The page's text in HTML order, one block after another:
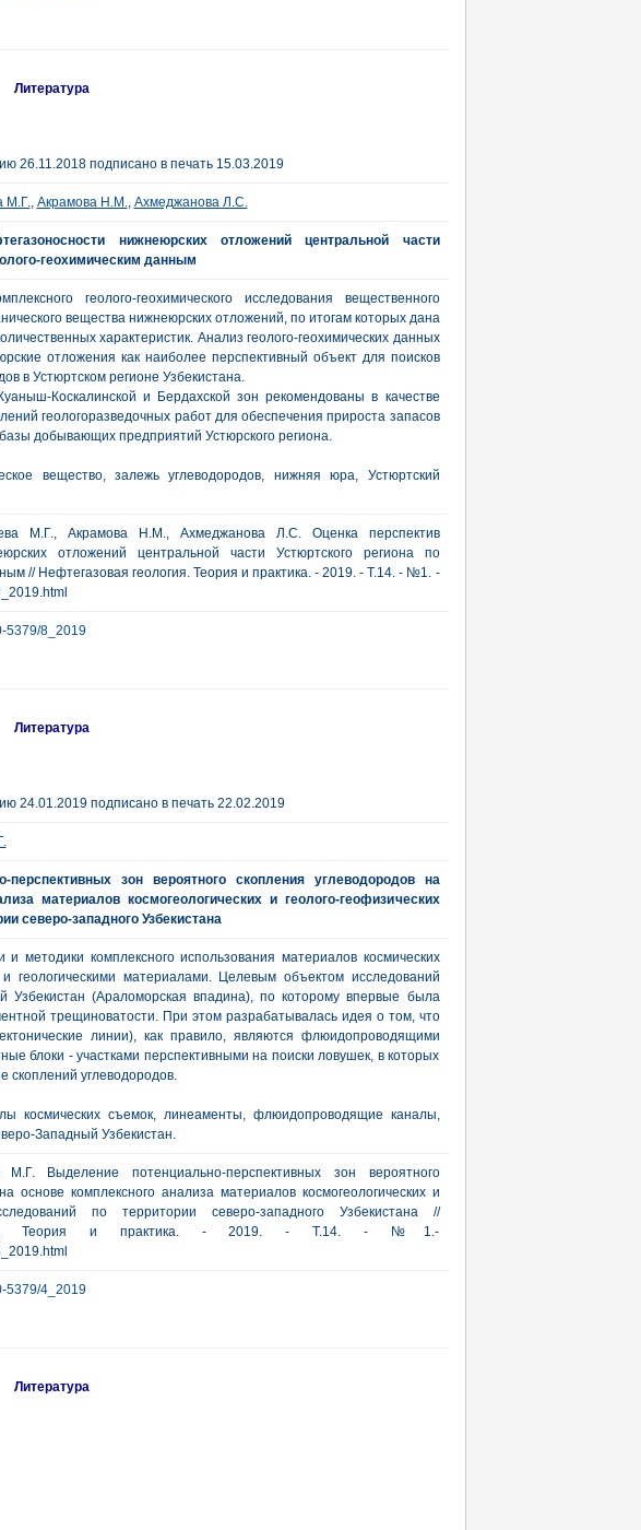
Литература
26.11.2018 подписано в печать 15.03.2019
М.Г., Акрамова Н.М., Ахмеджанова Л.С.
нижнеюрских отложений центральной части
геохимическим данным
геолого-геохимического исследования вещественного
вещества нижнеюрских отложений, по итогам которых дана
характеристик. Анализ геолого-геохимических данных
отложения как наиболее перспективный объект для поисков
в Устюртском регионе Узбекистана.
Коскалинской и Бердахской зон рекомендованы в качестве
геологоразведочных работ для обеспечения прироста запасов
добывающих предприятий Устюрского региона.
вещество, залежь углеводородов, нижняя юра, Устюртский
М.Г., Акрамова Н.М., Ахмеджанова Л.С. Оценка перспектив
отложений центральной части Устюртского региона по
// Нефтегазовая геология. Теория и практика. - 2019. - Т.14. - №1. -
5379/8_2019
Литература
24.01.2019 подписано в печать 22.02.2019
перспективных зон вероятного скопления углеводородов на
материалов космогеологических и геолого-геофизических
северо-западного Узбекистана
методики комплексного использования материалов космических
геологическими материалами. Целевым объектом исследований
Узбекистан (Араломорская впадина), по которому впервые была
трещиноватости. При этом разрабатывалась идея о том, что
линии), как правило, являются флюидопроводящими
блоки - участками перспективными на поиски ловушек, в которых
углеводородов.
космических съемок, линеаменты, флюидопроводящие каналы,
Западный Узбекистан.
Выделение потенциально-перспективных зон вероятного
основе комплексного анализа материалов космогеологических и
по территории северо-западного Узбекистана //
Теория и практика. - 2019. - Т.14. - №1.-
5379/4_2019
Литература